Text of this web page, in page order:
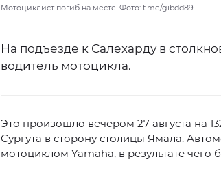
Мотоциклист погиб на месте. Фото: t.me/gibdd89
На подъезде к Салехарду в
водитель мотоцикла.
Это произошло вечером 27 августа на
Сургута в сторону столицы Ямала.
мотоциклом Yamaha, в результате чего